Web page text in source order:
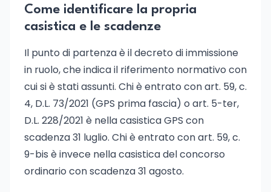
Come identificare la propria
casistica e le scadenze
Il punto di partenza è il decreto di immissione
in ruolo, che indica il riferimento normativo con
cui si è stati assunti. Chi è entrato con art. 59, c.
4, D.L. 73/2021 (GPS prima fascia) o art. 5-ter,
D.L. 228/2021 è nella casistica GPS con
scadenza 31 luglio. Chi è entrato con art. 59, c.
9-bis è invece nella casistica del concorso
ordinario con scadenza 31 agosto.